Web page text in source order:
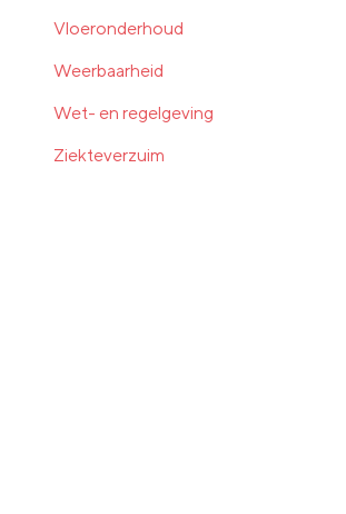
Vloeronderhoud
Weerbaarheid
Wet- en regelgeving
Ziekteverzuim